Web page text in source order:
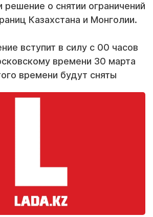
решение о снятии ограничений
Казахстана и Монголии.
вступит в силу с 00 часов
времени 30 марта
времени будут сняты